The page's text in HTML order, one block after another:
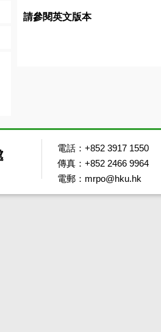
請參閱英文版本
電話：+852 3917 1550
傳真：+852 2466 9964
電郵：mrpo@hku.hk